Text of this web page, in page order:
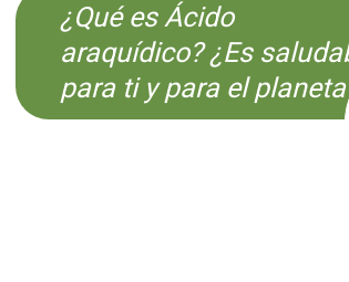
¿Qué es Ácido
araquídico? ¿Es
para ti y para el